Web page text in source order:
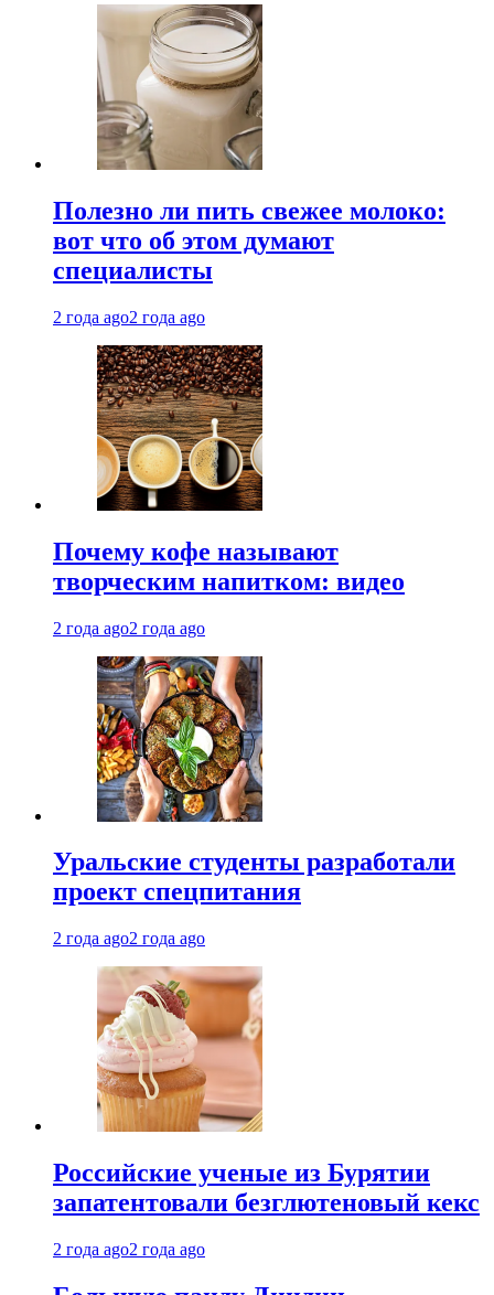
Полезно ли пить свежее молоко:
вот что об этом думают
специалисты
2 года ago2 года ago
Почему кофе называют
творческим напитком: видео
2 года ago2 года ago
Уральские студенты разработали
проект спецпитания
2 года ago2 года ago
Российские ученые из Бурятии
запатентовали безглютеновый кекс
2 года ago2 года ago